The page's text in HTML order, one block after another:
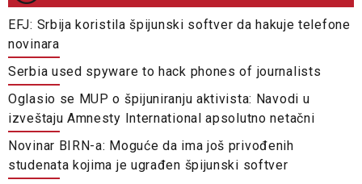
EFJ: Srbija koristila špijunski softver da hakuje telefone
novinara
Serbia used spyware to hack phones of journalists
Oglasio se MUP o špijuniranju aktivista: Navodi u
izveštaju Amnesty International apsolutno netačni
Novinar BIRN-a: Moguće da ima još privođenih
studenata kojima je ugrađen špijunski softver